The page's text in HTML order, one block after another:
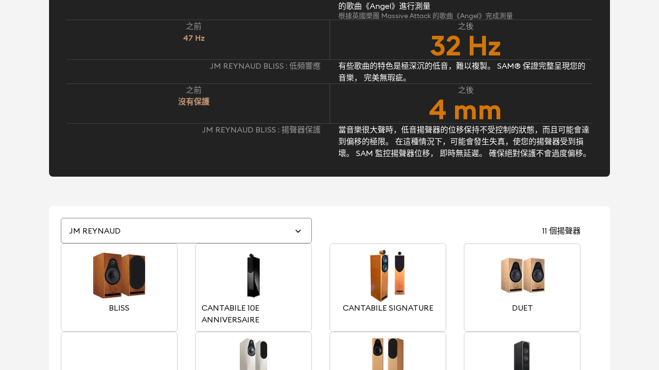
的歌曲《Angel》進行測量
根據英國樂團 Massive Attack 的歌曲《Angel》完成測量
之前
47 Hz
之後
32 Hz
JM REYNAUD BLISS : 低頻響應
有些歌曲的特色是極深沉的低音，難以複製。 SAM® 保證完整呈現您的
音樂， 完美無瑕疵。
之前
沒有保護
之後
4 mm
JM REYNAUD BLISS : 揚聲器保護
當音樂很大聲時，低音揚聲器的位移保持不受控制的狀態，而且可能會達
到偏移的極限。 在這種情況下，可能會發生失真，使您的揚聲器受到損
壞。 SAM 監控揚聲器位移， 即時無延遲。 確保絕對保護不會過度偏移。
JM REYNAUD 11 個揚聲器
BLISS
CANTABILE 10E
ANNIVERSAIRE
CANTABILE SIGNATURE DUET